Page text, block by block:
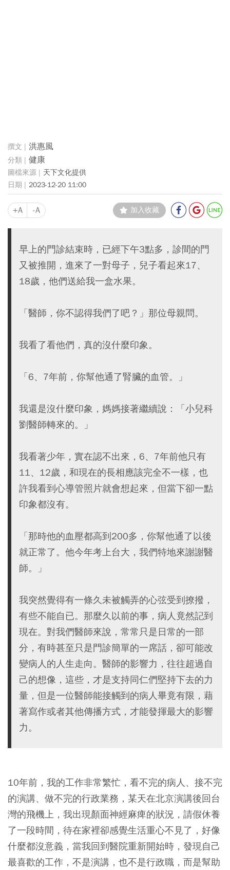
洪惠風
健康
天下文化提供
2023-12-20 11:00
+A -A 加入收藏
早上的門診結束時，已經下午3點多，診間的門
又被推開，進來了一對母子，兒子看起來17、
18歲，他們送給我一盒水果。
「醫師，你不認得我們了吧？」那位母親問。
我看了看他們，真的沒什麼印象。
「6、7年前，你幫他通了腎臟的血管。」
我還是沒什麼印象，媽媽接著繼續說：「小兒科
劉醫師轉來的。」
我看著少年，實在認不出來，6、7年前他只有
11、12歲，和現在的長相應該完全不一樣，也
許我看到心導管照片就會想起來，但當下卻一點
印象都沒有。
「那時他的血壓都高到200多，你幫他通了以後
就正常了。他今年考上台大，我們特地來謝謝醫
師。」
我突然覺得有一條久未被觸弄的心弦受到撩撥，
有些不能自已。那麼久以前的事，病人竟然記到
現在。對我們醫師來說，常常只是日常的一部
分，有時甚至只是門診簡單的一席話，卻可能改
變病人的人生走向。醫師的影響力，往往超過自
己的想像，這些，才是支持同仁們堅持下去的力
量，但是一位醫師能接觸到的病人畢竟有限，藉
著寫作或者其他傳播方式，才能發揮最大的影響
力。
10年前，我的工作非常繁忙，看不完的病人、接不完
的演講、做不完的行政業務，某天在北京演講後回台
灣的飛機上，我出現顏面神經麻痺的狀況，請假休養
了一段時間，待在家裡卻感覺生活重心不見了，好像
什麼都沒意義，當我回到醫院重新開始時，發現自己
最喜歡的工作，不是演講，也不是行政職，而是幫助